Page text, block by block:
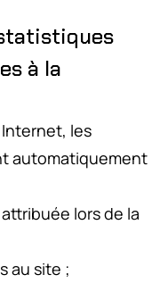
à la
les
automatiquement
attribuée lors de la
au site ;